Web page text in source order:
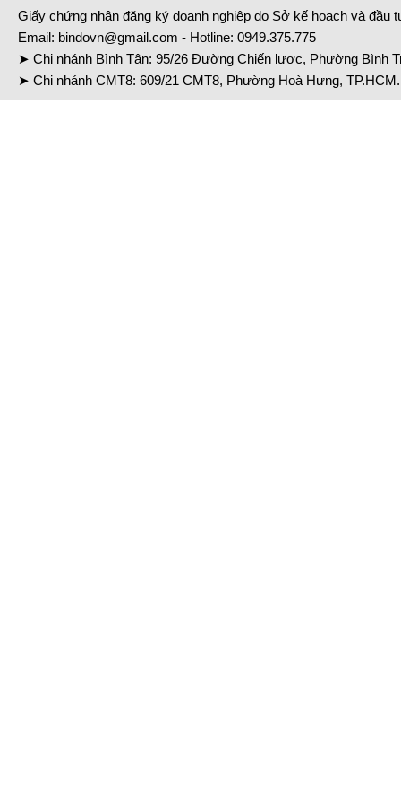
Giấy chứng nhận đăng ký doanh nghiệp do Sở kế hoạch và đầu
Email: bindovn@gmail.com - Hotline: 0949.375.775
➤ Chi nhánh Bình Tân: 95/26 Đường Chiến lược, Phường Bình
➤ Chi nhánh CMT8: 609/21 CMT8, Phường Hoà Hưng,